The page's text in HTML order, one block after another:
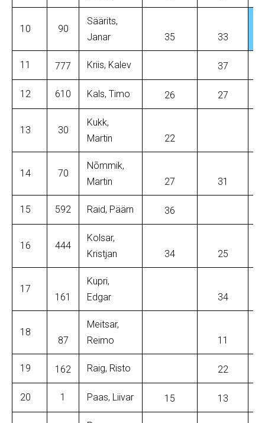
10 90
Säärits,
Janar
35 33
11 777 Kriis, Kalev 37
12 610 Kals, Timo 26 27
13 30
Kukk,
Martin
22
14 70
Nõmmik,
Martin
27 31
15 592 Raid, Päärn 36
16 444
Kolsar,
Kristjan
34 25
17
161
Kupri,
Edgar
34
18
87
Meitsar,
Reimo
11
19 162 Raig, Risto 22
20 1 Paas, Liivar 15 13